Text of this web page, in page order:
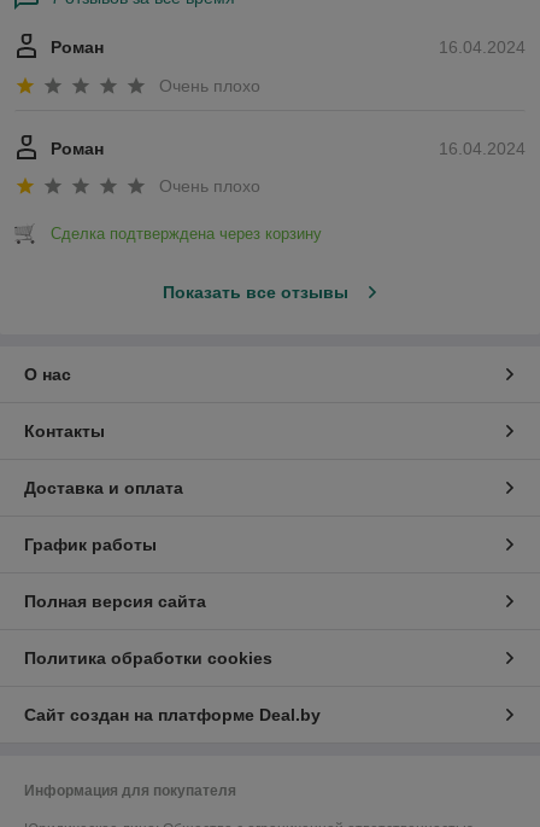
16.04.2024
Роман
Очень плохо
16.04.2024
Роман
Очень плохо
Сделка подтверждена через корзину
Показать все отзывы
О нас
Контакты
Доставка и оплата
График работы
Полная версия сайта
Политика обработки cookies
Сайт создан на платформе Deal.by
Информация для покупателя